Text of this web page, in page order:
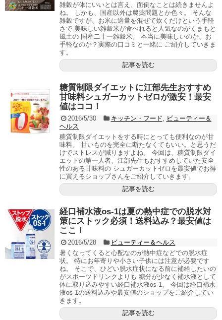
雑穀が体にいいとは言え、面倒なことは続きませんよ
ね。 しかも、国産以外は農薬問題とか色々。 そんな
雑穀ですが、お米に適量を混ぜて炊くだけという手軽
さで 美味しい雑穀米が食べれると人気なのがくまもと
風土の 国産二十一雑穀米。 本当に美味しいのか、お
手軽なのか？実際の口コミと一緒に ご紹介していきま
す。
記事を読む
糖質制限ダイエットに江部先生おすすめ
甘味料シュガーカットゼロが激安！最安
値はココ！
2016/5/30 キッチン・フード
ビューティー＆
ヘルス
糖質制限ダイエットをする時にとっても便利なのが甘
味料。 甘いものを完全に断たなくてもいい。と思うだ
けでストレスが減りますよね。 今回は、糖質制限ダイ
エットの第一人者、江部先生もおすすめしていた安全
性のある甘味料の シュガーカットゼロを最安値でお得
に買えるショップさんをご紹介していきます。
記事を読む
経口補水液os-1は夏の熱中症での脱水対
策にストック必須！送料込み？最安値は
ここ！
2016/5/28
ビューティー＆ヘルス
暑くなってくると心配なのが熱中症などでの脱水症
状。 特にお年寄りや小さい子供には注意が必要です
ね。 そこで、ひどい脱水症状になる前に補給したいの
がスポーツドリンクよりも 糖分が少なく補水液として
体に取り込みやすい経口補水液os-1。 今回は経口補水
液os-1の送料込みや最安値のショップをご紹介してい
きます。
記事を読む